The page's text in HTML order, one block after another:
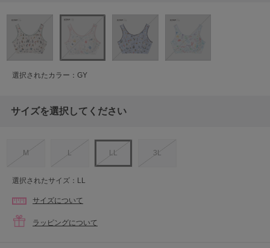
選択されたカラー：GY
サイズを選択してください
M L LL 3L
選択されたサイズ：LL
サイズについて
ラッピングについて